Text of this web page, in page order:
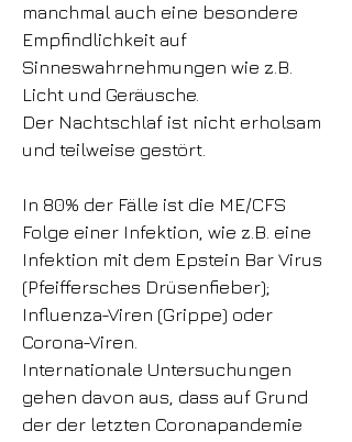
manchmal auch eine besondere
Empfindlichkeit auf
Sinneswahrnehmungen wie z.B.
Licht und Geräusche.
Der Nachtschlaf ist nicht erholsam
und teilweise gestört.
In 80% der Fälle ist die ME/CFS
Folge einer Infektion, wie z.B. eine
Infektion mit dem Epstein Bar Virus
(Pfeiffersches Drüsenfieber);
Influenza-Viren (Grippe) oder
Corona-Viren.
I nternationale Untersuchungen
gehen davon aus, dass auf Grund
der der letzten Coronapandemie